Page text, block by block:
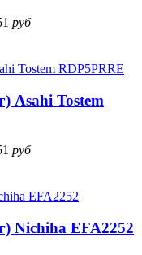
руб
Asahi Tostem
руб
Nichiha EFA2252